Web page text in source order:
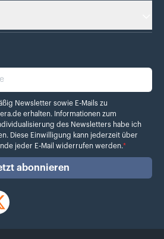
sowie E-Mails zu Bewertungen von
Newsletter sowie E-Mails zu
erhalten. Informationen zum
des Newsletters habe ich
Diese Einwilligung kann jederzeit über
jeder E-Mail widerrufen werden.*
abonnieren